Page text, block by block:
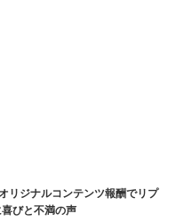
に喜びと不満の声